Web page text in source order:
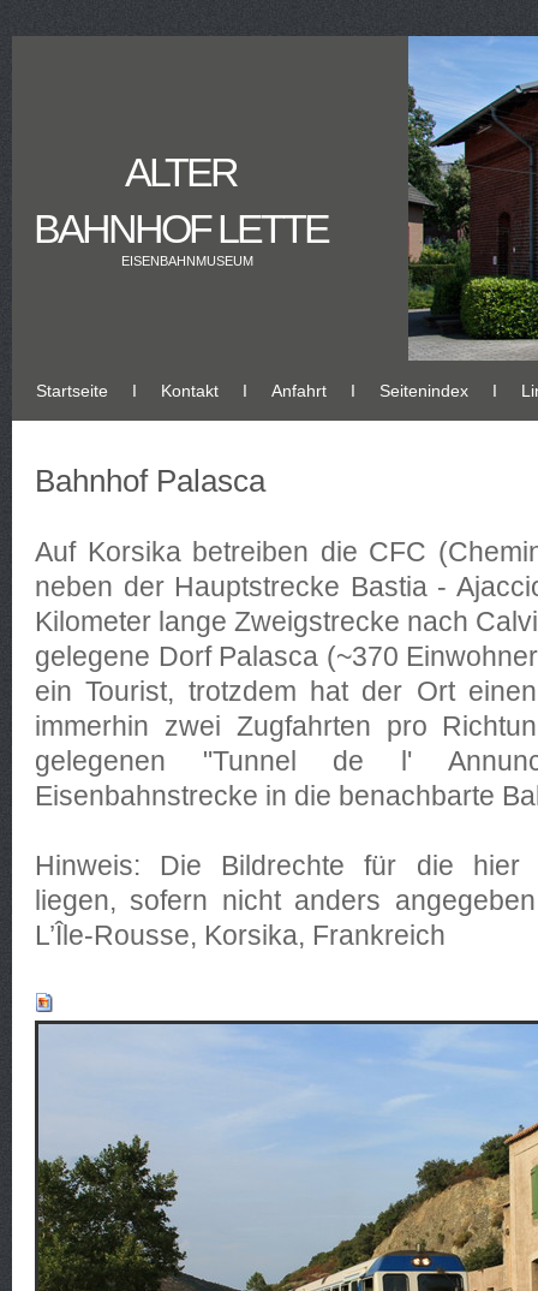
ALTER
BAHNHOF LETTE
EISENBAHNMUSEUM
Startseite Ι Kontakt Ι Anfahrt Ι Seitenindex Ι
Bahnhof Palasca
Auf Korsika betreiben die CFC
neben der Hauptstrecke Bastia -
Kilometer lange Zweigstrecke nach
gelegene Dorf Palasca (~370
ein Tourist, trotzdem hat der Ort
immerhin zwei Zugfahrten pro
gelegenen "Tunnel de l'
Eisenbahnstrecke in die benachbarte
Hinweis: Die Bildrechte für die hier
liegen, sofern nicht anders
L’Île-Rousse, Korsika, Frankreich